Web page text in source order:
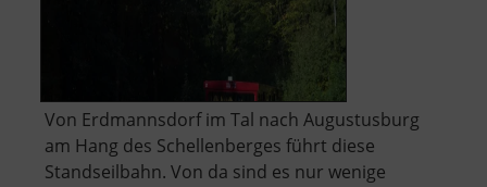
Von Erdmannsdorf im Tal nach Augustusburg
am Hang des Schellenberges führt diese
Standseilbahn. Von da sind es nur wenige